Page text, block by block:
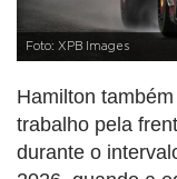
Foto: XPB Images
Hamilton
trabalho pela
durante o